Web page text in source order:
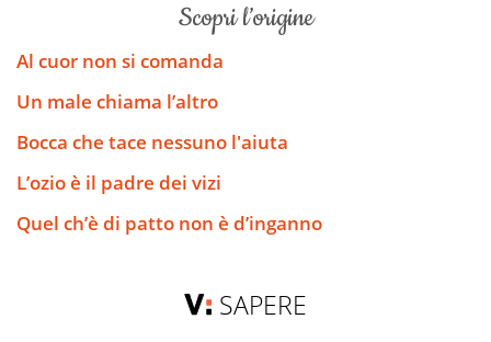
scopri l’origine
Al cuor non si comanda
Un male chiama l’altro
Bocca che tace nessuno l'aiuta
L’ozio è il padre dei vizi
Quel ch’è di patto non è d’inganno
SAPERE